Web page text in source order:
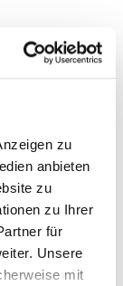
zu
anbieten
zu
zu Ihrer
für
Unsere
mit